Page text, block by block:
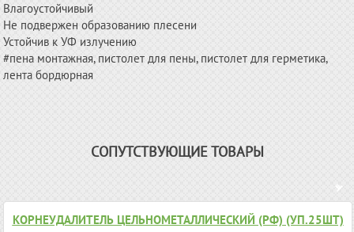
Влагоустойчивый
Не подвержен образованию плесени
Устойчив к УФ излучению
#пена монтажная, пистолет для пены, пистолет для герметика,
лента бордюрная
СОПУТСТВУЮЩИЕ ТОВАРЫ
КОРНЕУДАЛИТЕЛЬ ЦЕЛЬНОМЕТАЛЛИЧЕСКИЙ (РФ) (УП.25ШТ)